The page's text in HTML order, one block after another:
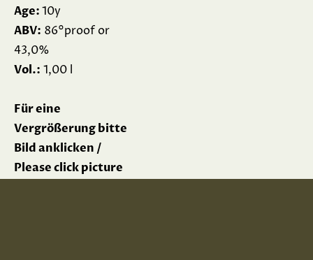
Age:10y
ABV: 86°proof or
43,0%
Vol.: 1,00 l
Für eine
Vergrößerung bitte
Bild anklicken /
Please click picture